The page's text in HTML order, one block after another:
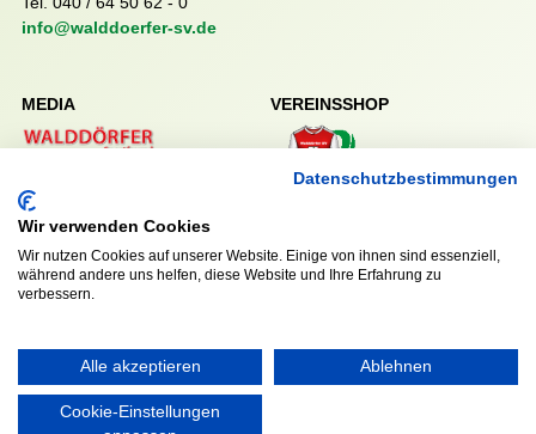
info@walddoerfer-sv.de
MEDIA VEREINSSHOP
RECHTLICHES
Datenschutzbestimmungen
Wir verwenden Cookies
Wir nutzen Cookies auf unserer Website. Einige von ihnen sind essenziell,
während andere uns helfen, diese Website und Ihre Erfahrung zu
verbessern.
Alle akzeptieren Ablehnen
Cookie-Einstellungen